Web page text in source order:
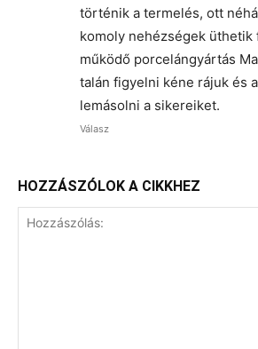
történik a termelés, ott
komoly nehézségek üthetik
működő porcelángyártás
talán figyelni kéne rájuk és
lemásolni a sikereiket.
Válasz
HOZZÁSZÓLOK A CIKKHEZ